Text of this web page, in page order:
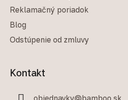
Reklamačný poriadok
Blog
Odstúpenie od zmluvy
Kontakt
objednavky@bamboo.sk